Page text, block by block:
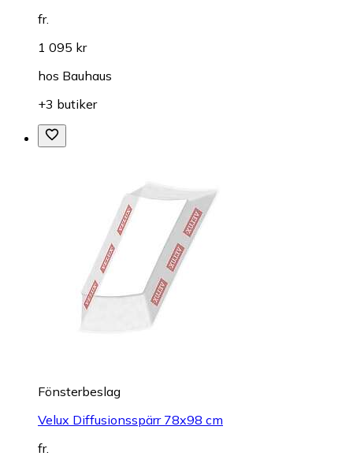
fr.
1 095 kr
hos Bauhaus
+3 butiker
Fönsterbeslag
Velux Diffusionsspärr 78x98 cm
fr.